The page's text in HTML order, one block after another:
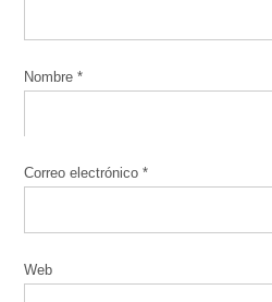
Nombre*
Correo electrónico*
Web